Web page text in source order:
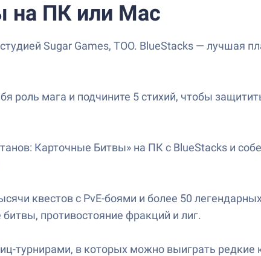
на ПК или Mac
Sugar Games, TOO. BlueStacks — лучшая
роль мага и подчините 5 стихий, чтобы
Карточные Битвы» на ПК с BlueStacks и
квестов с PvE-боями и более 50
противостояние фракций и лиг.
турнирами, в которых можно выиграть редкие